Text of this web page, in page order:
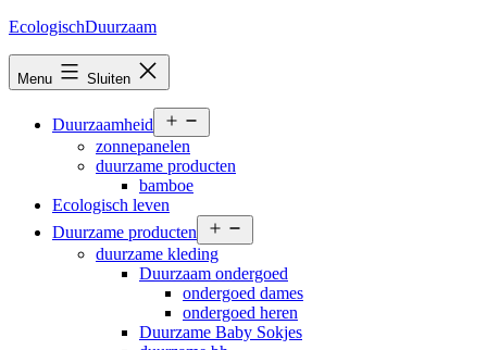
Ga
inhoud
EcologischDuurzaam
Menu Sluiten
Duurzaamheid
menu
zonnepanelen
duurzame producten
bamboe
Ecologisch leven
Duurzame producten
menu
duurzame kleding
Duurzaam ondergoed
ondergoed dames
ondergoed heren
Duurzame Baby Sokjes